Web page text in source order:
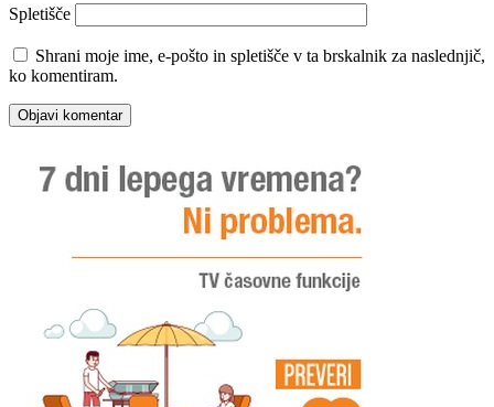
Spletišče
Shrani moje ime, e-pošto in spletišče v ta brskalnik za naslednjič,
ko komentiram.